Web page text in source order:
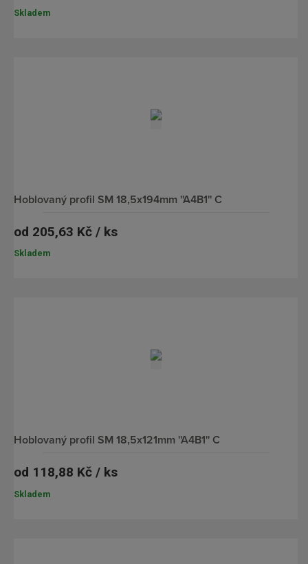
Skladem
hoblovaný profil SM 18,5x194mm ''A4B1'' C
od 205,63 Kč / ks
Skladem
hoblovaný profil SM 18,5x121mm ''A4B1'' C
od 118,88 Kč / ks
Skladem